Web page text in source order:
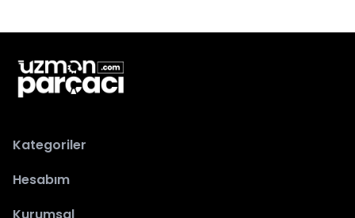
Kategoriler
Hesabım